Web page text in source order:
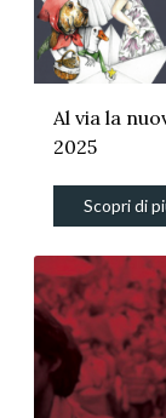
Al via la
2025
Scopri di